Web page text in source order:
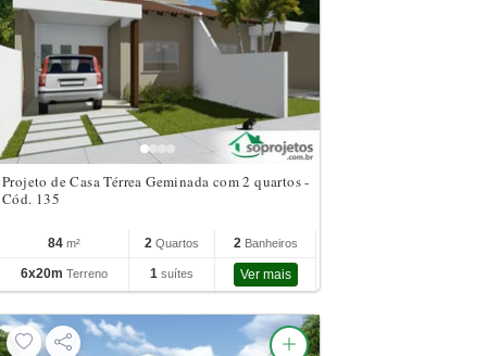
Projeto de Casa Térrea Geminada com 2 quartos -
Cód. 135
84 m² 2 Quartos 2 Banheiros
6x20m Terreno 1 suítes Ver mais